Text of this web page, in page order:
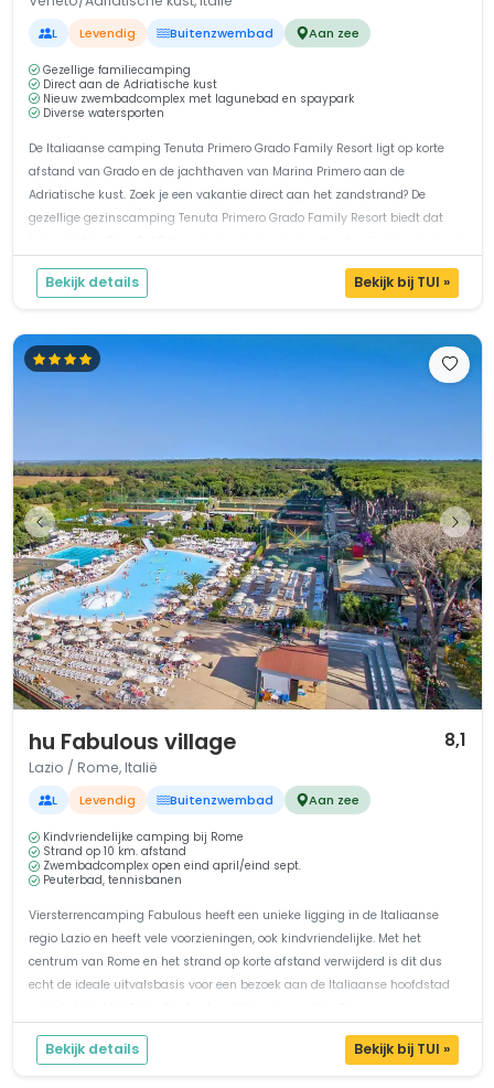
L Levendig Buitenzwembad Aan zee
Gezellige familiecamping
Direct aan de Adriatische kust
Nieuw zwembadcomplex met lagunebad en spaypark
Diverse watersporten
De Italiaanse camping Tenuta Primero Grado Family Resort ligt op korte
afstand van Grado en de jachthaven van Marina Primero aan de
Adriatische kust. Zoek je een vakantie direct aan het zandstrand? De
gezellige gezinscamping Tenuta Primero Grado Family Resort biedt dat
omgevi...
Bekijk details Bekijk bij TUI »
hu Fabulous village 8,1
Lazio / Rome, Italië
L Levendig Buitenzwembad Aan zee
Kindvriendelijke camping bij Rome
Strand op 10 km. afstand
Zwembadcomplex open eind april/eind sept.
Peuterbad, tennisbanen
Viersterrencamping Fabulous heeft een unieke ligging in de Italiaanse
regio Lazio en heeft vele voorzieningen, ook kindvriendelijke. Met het
centrum van Rome en het strand op korte afstand verwijderd is dit dus
echt de ideale uitvalsbasis voor een bezoek aan de Italiaanse hoofdstad
Bekijk details Bekijk bij TUI »